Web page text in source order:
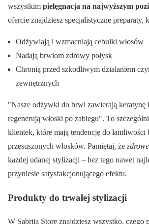
wszystkim pielęgnacja na najwyższym
ofercie znajdziesz specjalistyczne preparaty,
Odżywiają i wzmacniają cebulki włosów
Nadają brwiom zdrowy połysk
Chronią przed szkodliwym działaniem
zewnętrznych
Nasze odżywki do brwi zawierają keratynę
regenerują włoski po zabiegu . To
klientek, które mają tendencję do
przesuszonych włosków. Pamiętaj, że
każdej udanej stylizacji – bez tego nawet
przyniesie satysfakcjonującego efektu.
Produkty do trwałej stylizacji
W Sabrija Store znajdziesz wszystko, czego